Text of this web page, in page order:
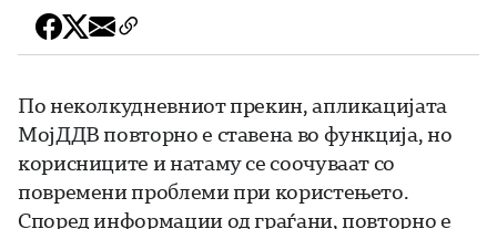
По неколкудневниот прекин, апликацијата
МојДДВ повторно е ставена во функција, но
корисниците и натаму се соочуваат со
повремени проблеми при користењето.
Според информации од граѓани, повторно е